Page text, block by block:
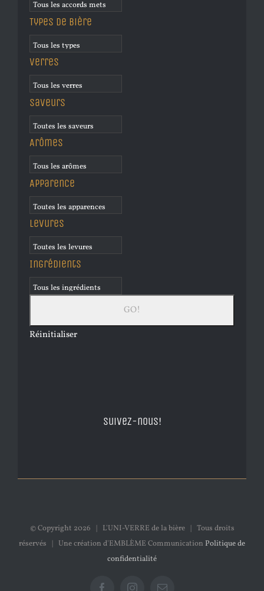
Types de bière
Verres
Saveurs
Arômes
Apparence
Levures
Ingrédients
Réinitialiser
Suivez-nous!
© Copyright 2026 | L'UNI-VERRE de la bière | Tous droits
réservés | Une création d'EMBLÈME Communication Politique de
confidentialité